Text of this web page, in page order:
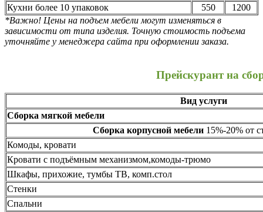
Кухни более 10 упаковок
550
1200
*Важно! Цены на подъем мебели могут изменяться в
зависимости от типа изделия. Точную стоимость подъема
уточняйте у менеджера сайта при оформлении заказа.
Прейскурант на
Вид услуги
Сборка мягкой мебели
Сборка корпусной мебели15%-20% от
Комоды, кровати
Кровати с подъёмным механизмом,комоды-трюмо
Шкафы, прихожие, тумбы ТВ, комп.стол
Стенки
Спальни